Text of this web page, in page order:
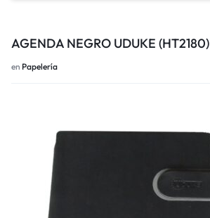
AGENDA NEGRO UDUKE (HT2180)
en Papelería